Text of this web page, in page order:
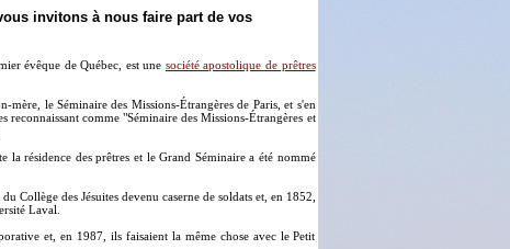
invitons à nous faire part de vos
évêque de Québec, est une société apostolique de prêtres
le Séminaire des Missions-Étrangères de Paris, et s'en
comme "Séminaire des Missions-Étrangères et
résidence des prêtres et le Grand Séminaire a été nommé
Collège des Jésuites devenu caserne de soldats et, en 1852,
Laval.
et, en 1987, ils faisaient la même chose avec le Petit